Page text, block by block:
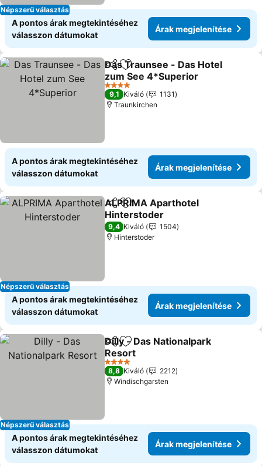
Népszerű választás
A pontos árak megtekintéséhez
válasszon dátumokat
Árak megjelenítése
Megosztás
Hozzáadás a kedvencekhez
Das Traunsee - Das Hotel
zum See 4*Superior
Árak megjelenítése
4 Kategória
9,1 Kiváló
1131
Traunkirchen
A pontos árak megtekintéséhez
válasszon dátumokat
Árak megjelenítése
Népszerű választás
MegosztásHozzáadás a kedvencekhez
ALPRIMA Aparthotel
Hinterstoder
Árak megjelenítése
9,4 Kiváló
1504
Hinterstoder
A pontos árak megtekintéséhez
válasszon dátumokat
Árak megjelenítése
Népszerű választás
Megosztás
Hozzáadás a kedvencekhez
Dilly - Das Nationalpark
Resort
Árak megjelenítése
4 Kategória
8,8 Kiváló
2212
Windischgarsten
A pontos árak megtekintéséhez
válasszon dátumokat
Árak megjelenítése